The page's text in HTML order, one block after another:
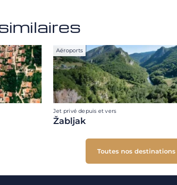
Aéroports
Jet privé depuis et vers
Žabljak
Toutes nos destinations